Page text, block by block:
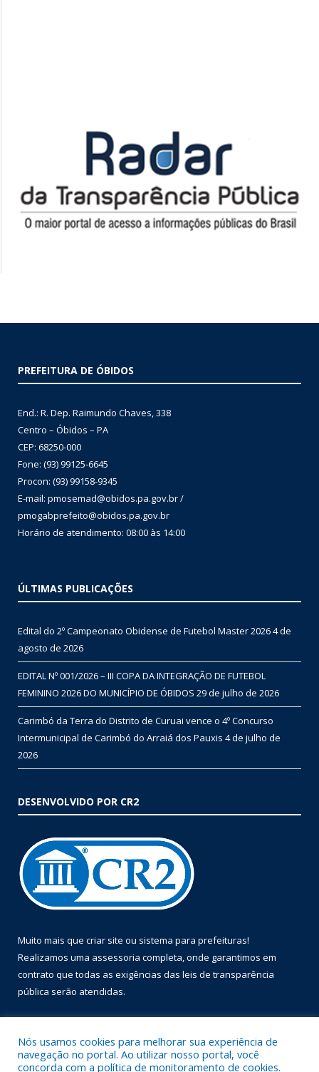
PREFEITURA DE ÓBIDOS
End.: R. Dep. Raimundo Chaves, 338
Centro – Óbidos – PA
CEP: 68250-000
Fone: (93) 99125-6645
Procon: (93) 99158-9345
E-mail: pmosemad@obidos.pa.gov.br /
pmogabprefeito@obidos.pa.gov.br
Horário de atendimento: 08:00 às 14:00
ÚLTIMAS PUBLICAÇÕES
Edital do 2º Campeonato Obidense de Futebol Master 20264 de
agosto de 2026
EDITAL Nº 001/2026 – III COPA DA INTEGRAÇÃO DE FUTEBOL
FEMININO 2026 DO MUNICÍPIO DE ÓBIDOS 29 de julho de 2026
Carimbó da Terra do Distrito de Curuai vence o 4º Concurso
Intermunicipal de Carimbó do Arraiá dos Pauxis 4 de julho de
2026
DESENVOLVIDO POR CR2
Muito mais que criar site ou sistema para prefeituras!
Realizamos uma assessoria completa, onde garantimos em
contrato que todas as exigências das leis de transparência
pública serão atendidas.
Nós usamos cookies para melhorar sua experiência de
navegação no portal. Ao utilizar nosso portal, você
concorda com a política de monitoramento de cookies.